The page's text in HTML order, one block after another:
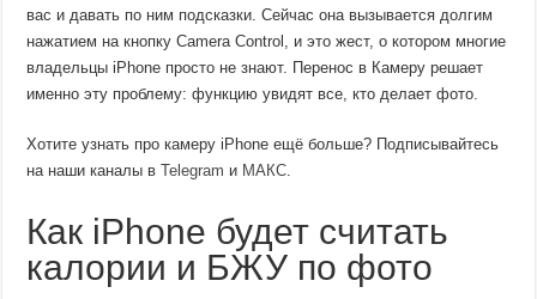
вас и давать по ним подсказки. Сейчас она вызывается долгим
нажатием на кнопку Camera Control, и это жест, о котором многие
владельцы iPhone просто не знают. Перенос в Камеру решает
именно эту проблему: функцию увидят все, кто делает фото.
Хотите узнать про камеру iPhone ещё больше? Подписывайтесь
на наши каналы вTelegram и МАКС
Как iPhone будет считать
калории и БЖУ по фото